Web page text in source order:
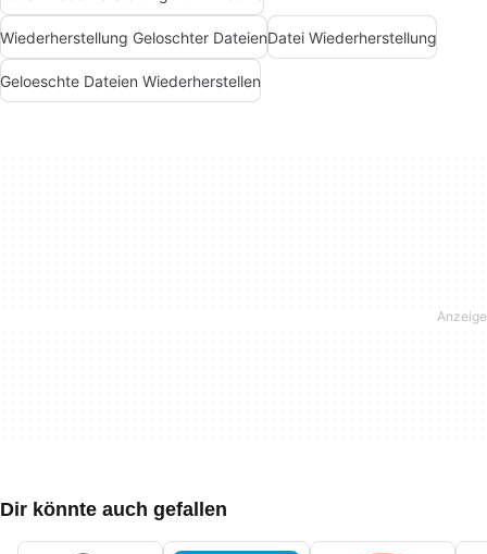
Wiederherstellung Geloschter DateienDatei Wiederherstellung
Geloeschte Dateien Wiederherstellen
Dir könnte auch gefallen